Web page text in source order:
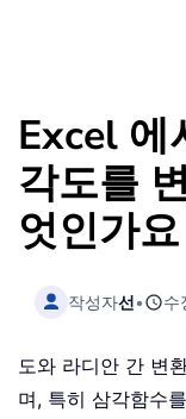
Excel 에
각도를
엇인가요
작성자선• 수
도와 라디안 간 변
며, 특히 삼각함수